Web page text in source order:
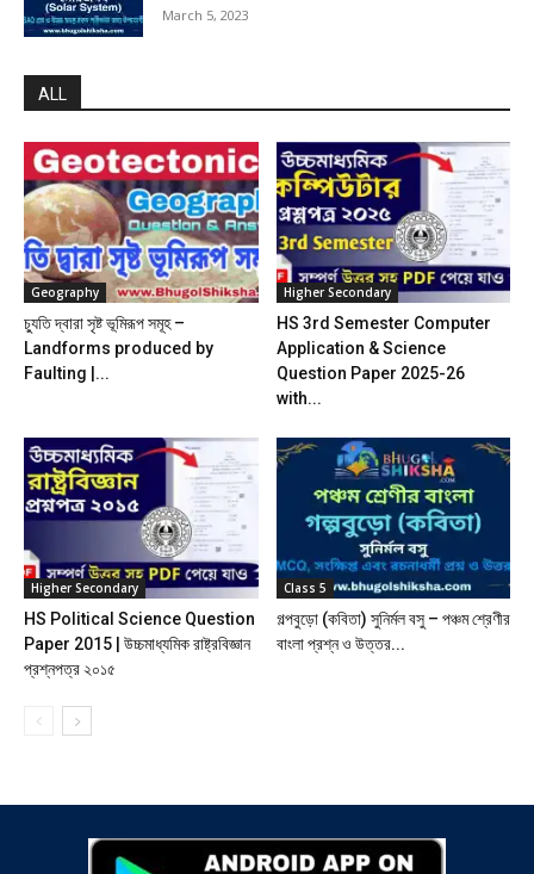
March 5, 2023
ALL
Geography
চ্যুতি দ্বারা সৃষ্ট ভূমিরূপ সমূহ –
Landforms produced by
Faulting |...
Higher Secondary
HS 3rd Semester Computer
Application & Science
Question Paper 2025-26
with...
Higher Secondary
HS Political Science Question
Paper 2015 | উচ্চমাধ্যমিক রাষ্ট্রবিজ্ঞান
প্রশ্নপত্র ২০১৫
Class 5
গল্পবুড়ো (কবিতা) সুনির্মল বসু – পঞ্চম শ্রেণীর
বাংলা প্রশ্ন ও উত্তর...